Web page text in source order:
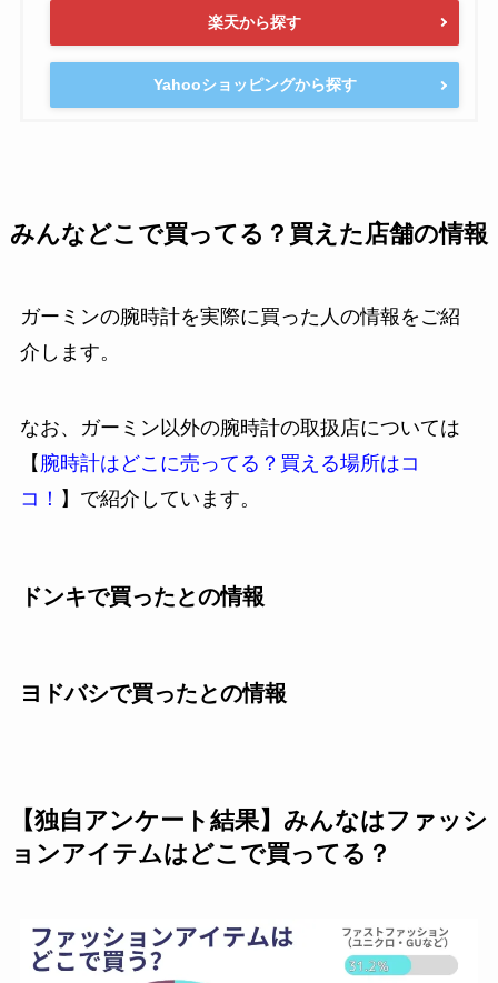
楽天から探す
Yahooショッピングから探す
みんなどこで買ってる？買えた店舗の情報
ガーミンの腕時計を実際に買った人の情報をご紹
介します。
なお、ガーミン以外の腕時計の取扱店については
【 腕時計はどこに売ってる？買える場所はコ
コ！ 】で紹介しています。
ドンキで買ったとの情報
ヨドバシで買ったとの情報
【独自アンケート結果】みんなはファッシ
ョンアイテムはどこで買ってる？